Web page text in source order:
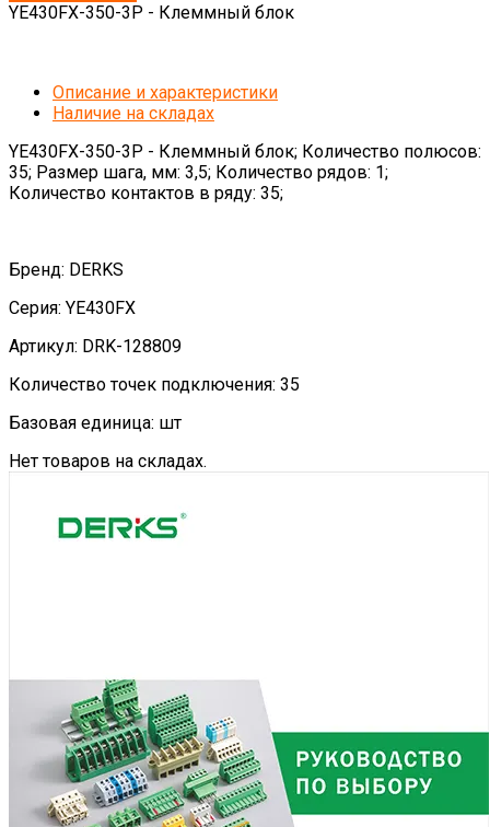
YE430FX-350-3P - Клеммный блок
Описание и характеристики
Наличие на складах
YE430FX-350-3P - Клеммный блок; Количество полюсов:
35; Размер шага, мм: 3,5; Количество рядов: 1;
Количество контактов в ряду: 35;
Бренд: DERKS
Серия: YE430FX
Артикул: DRK-128809
Количество точек подключения: 35
Базовая единица: шт
Нет товаров на складах.